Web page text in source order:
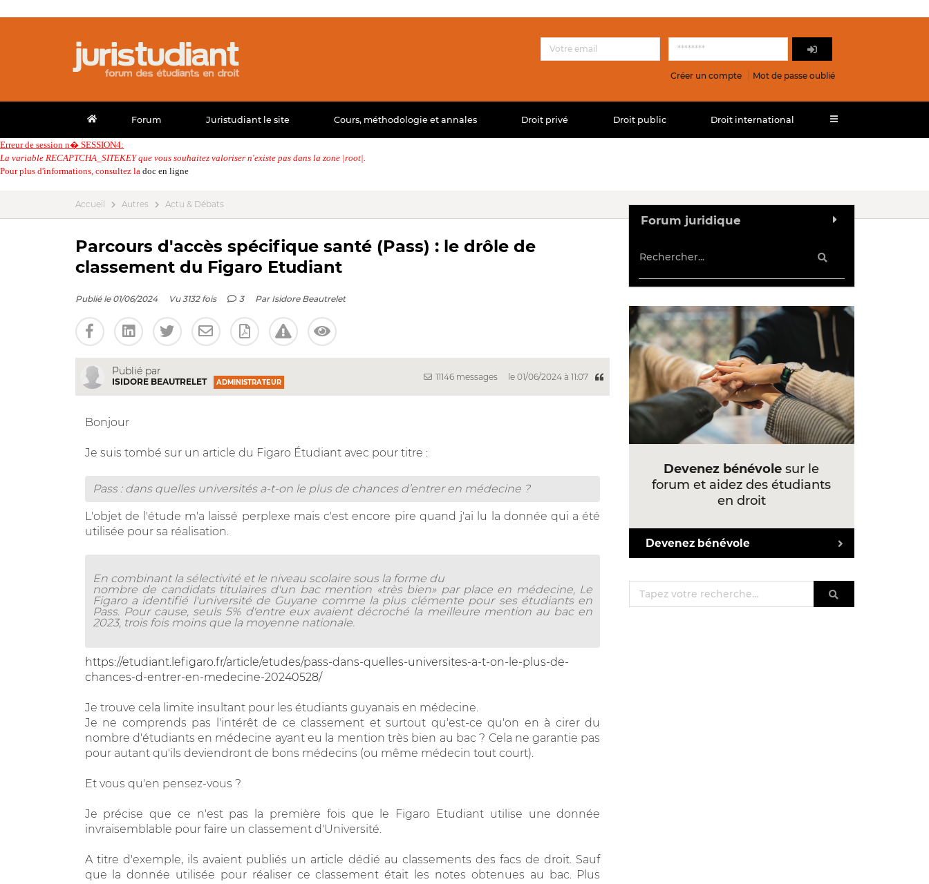
Créer un compte Mot de passe oublié
Forum Juristudiant le site Cours, méthodologie et annales Droit privé Droit public Droit international
Erreur de session n� SESSION4:
La variable RECAPTCHA_SITEKEY que vous souhaitez valoriser n'existe pas dans la zone |root|.
Pour plus d'informations, consultez la doc en ligne
Accueil Autres Actu & Débats
Parcours d'accès spécifique santé (Pass) : le drôle de
classement du Figaro Etudiant
Publié le 01/06/2024 Vu 3132 fois 3 Par Isidore Beautrelet
Publié par
ISIDORE BEAUTRELET ADMINISTRATEUR
11146 messages le 01/06/2024 à 11:07
Bonjour
Je suis tombé sur un article du Figaro Étudiant avec pour titre :
Pass : dans quelles universités a-t-on le plus de chances d’entrer en médecine ?
L'objet de l'étude m'a laissé perplexe mais c'est encore pire quand j'ai lu la donnée qui a été
utilisée pour sa réalisation.
En combinant la sélectivité et le niveau scolaire sous la forme du
nombre de candidats titulaires d'un bac mention «très bien» par place en médecine, Le
Figaroa identifié l'université de Guyane comme la plus clémente pour ses étudiants en
Pass. Pour cause, seuls 5% d'entre eux avaient décroché la meilleure mention au bac en
2023, trois fois moins que la moyenne nationale.
https://etudiant.lefigaro.fr/article/etudes/pass-dans-quelles-universites-a-t-on-le-plus-de-
chances-d-entrer-en-medecine-20240528/
Je trouve cela limite insultant pour les étudiants guyanais en médecine.
Je ne comprends pas l'intérêt de ce classement et surtout qu'est-ce qu'on en à cirer du
nombre d'étudiants en médecine ayant eu la mention très bien au bac ? Cela ne garantie pas
pour autant qu'ils deviendront de bons médecins (ou même médecin tout court).
Et vous qu'en pensez-vous ?
Je précise que ce n'est pas la première fois que le Figaro Etudiant utilise une donnée
invraisemblable pour faire un classement d'Université.
A titre d'exemple, ils avaient publiés un article dédié au classements des facs de droit. Sauf
que la donnée utilisée pour réaliser ce classement était les notes obtenues au bac. Plus
Forum juridique
Devenez bénévole sur le
forum et aidez des étudiants
en droit
Devenez bénévole